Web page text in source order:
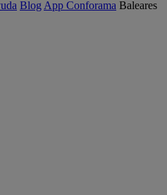
Blog App Conforama Baleares